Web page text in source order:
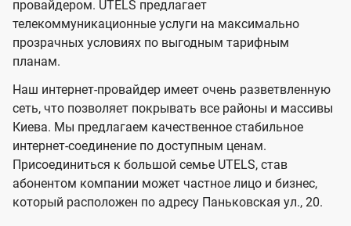
s
и
д
е
н
и
я
д
е
и
я
провайдером. UTELS предлагает
телекоммуникационные услуги на максимально
прозрачных условиях по выгодным тарифным
планам.
Наш интернет-провайдер имеет очень разветвленную
сеть, что позволяет покрывать все районы и массивы
Киева. Мы предлагаем качественное стабильное
интернет-соединение по доступным ценам.
Присоединиться к большой семье UTELS, став
абонентом компании может частное лицо и бизнес,
который расположен по адресу Паньковская ул., 20.